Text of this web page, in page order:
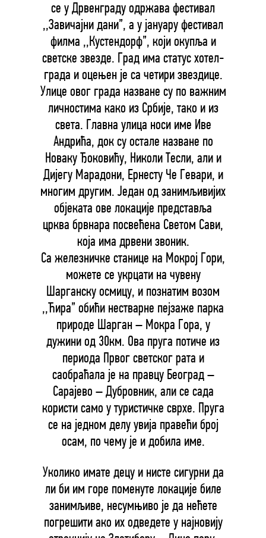
се у Дрвенграду одржава фестивал
,,Завичајни дани”, а у јануару фестивал
филма ,,Кустендорф”, који окупља и
светске звезде. Град има статус хотел-
града и оцењен је са четири звездице.
Улице овог града назване су по важним
личностима како из Србије, тако и из
света. Главна улица носи име Иве
Андрића, док су остале назване по
Новаку Ђоковићу, Николи Тесли, али и
Дијегу Марадони, Ернесту Че Гевари, и
многим другим. Један од занимљивијих
објеката ове локације представља
црква брвнара посвећена Светом Сави,
која има дрвени звоник.
Са железничке станице на Мокрој Гори,
можете се укрцати на чувену
Шарганску осмицу, и познатим возом
,,Ћира” обићи нестварне пејзаже парка
природе Шарган – Мокра Гора, у
дужини од 30км. Ова пруга потиче из
периода Првог светског рата и
саобраћала је на правцу Београд –
Сарајево – Дубровник, али се сада
користи само у туристичке сврхе. Пруга
се на једном делу увија правећи број
осам, по чему је и добила име.
Уколико имате децу и нисте сигурни да
ли би им горе поменуте локације биле
занимљиве, несумњиво је да нећете
погрешити ако их одведете у најновију